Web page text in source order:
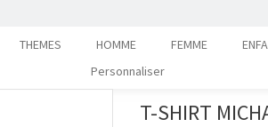
THEMES HOMME FEMME
Personnaliser
T-SHIRT